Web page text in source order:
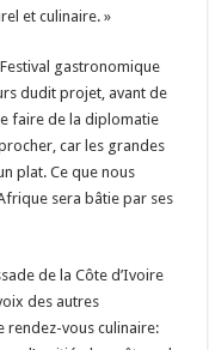
et culinaire. »
gastronomique
dudit projet, avant de
faire de la diplomatie
car les grandes
plat. Ce que nous
sera bâtie par ses
de la Côte d’Ivoire
des autres
rendez-vous culinaire: